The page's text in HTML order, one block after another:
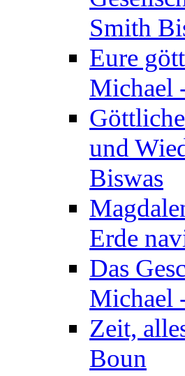
Smith
Eure
Michael
und
Biswas
Erde
Das
Michael
Zeit,
Boun